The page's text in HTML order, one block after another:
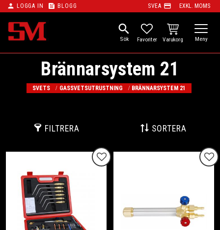
Meny
person LOGGA IN feed BLOGG SVEA payment EXKL. MOMS
search
FAVORITER
KUNDVAGN
Brännarsystem 21
SVETS GASSVETSUTRUSTNING BRÄNNARSYSTEM 21
FILTRERA SORTERA
Lägg till i favoriter